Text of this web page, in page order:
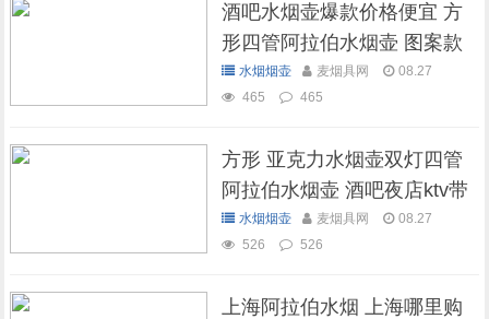
酒吧水烟壶爆款价格便宜 方
形四管阿拉伯水烟壶 图案款
水烟烟壶 麦烟具网
08.27
465
465
方形 亚克力水烟壶双灯四管
阿拉伯水烟壶 酒吧夜店ktv带
灯水烟壶
水烟烟壶 麦烟具网
08.27
526
526
上海阿拉伯水烟 上海哪里购